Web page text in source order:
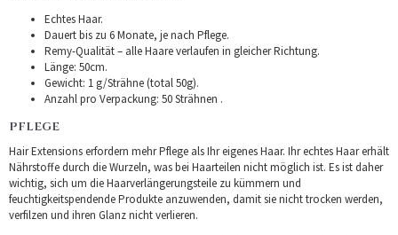
Echtes Haar.
Dauert bis zu 6 Monate, je nach Pflege.
Remy-Qualität – alle Haare verlaufen in gleicher Richtung.
Länge: 50cm.
Gewicht: 1 g/Strähne (total 50g).
Anzahl pro Verpackung: 50 Strähnen .
PFLEGE
Hair Extensions erfordern mehr Pflege als Ihr eigenes Haar. Ihr echtes Haar erhält
Nährstoffe durch die Wurzeln, was bei Haarteilen nicht möglich ist. Es ist daher
wichtig, sich um die Haarverlängerungsteile zu kümmern und
feuchtigkeitspendende Produkte anzuwenden, damit sie nicht trocken werden,
verfilzen und ihren Glanz nicht verlieren.